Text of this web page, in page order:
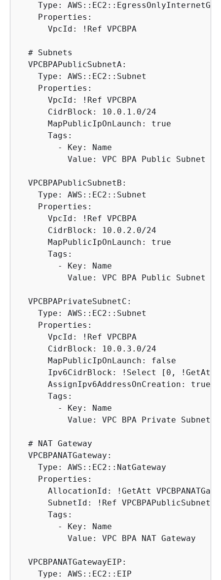
Type:
    Properties:
      VpcId: !Ref VPCBPA
  # Subnets
  VPCBPAPublicSubnetA:
    Type: AWS::EC2::Subnet
    Properties:
      VpcId: !Ref VPCBPA
      CidrBlock: 10.0.1.0/24
      MapPublicIpOnLaunch: true
      Tags:
        - Key: Name
          Value: VPC BPA Public Subnet A
  VPCBPAPublicSubnetB:
    Type: AWS::EC2::Subnet
    Properties:
      VpcId: !Ref VPCBPA
      CidrBlock: 10.0.2.0/24
      MapPublicIpOnLaunch: true
      Tags:
        - Key: Name
          Value: VPC BPA Public Subnet B
  VPCBPAPrivateSubnetC:
    Type: AWS::EC2::Subnet
    Properties:
      VpcId: !Ref VPCBPA
      CidrBlock: 10.0.3.0/24
      MapPublicIpOnLaunch: false
Ipv6CidrBlock: !Select [0, !GetAtt
      AssignIpv6AddressOnCreation: true
      Tags:
        - Key: Name
          Value: VPC BPA Private Subnet C
  # NAT Gateway
  VPCBPANATGateway:
    Type: AWS::EC2::NatGateway
    Properties:
AllocationId: !GetAtt
      SubnetId: !Ref VPCBPAPublicSubnetB
      Tags:
        - Key: Name
          Value: VPC BPA NAT Gateway
  VPCBPANATGatewayEIP:
    Type: AWS::EC2::EIP